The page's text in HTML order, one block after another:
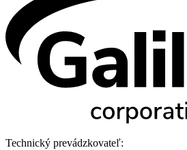
Technický prevádzkovateľ: